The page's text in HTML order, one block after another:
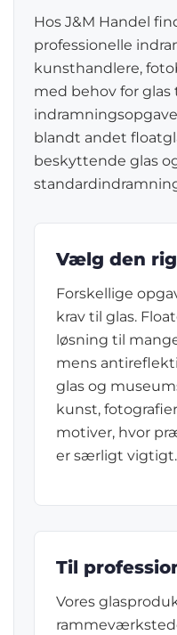
Hos J&M Handel
professionelle
kunsthandlere,
med behov for
blandt andet
beskyttende glas
Vælg den
Forskellige
krav til glas.
løsning til
mens
glas og
kunst,
motiver, hvor
er særligt vigtigt.
Til
Vores